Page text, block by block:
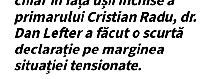
primarului Cristian Radu, dr.
Dan Lefter a făcut o scurtă
declarație pe marginea
situației tensionate.